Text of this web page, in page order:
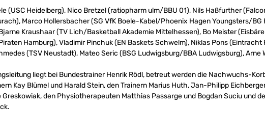
(USC Heidelberg), Nico Bretzel (ratiopharm ulm/BBU 01), Nils Haßfurther
Marco Hollersbacher (SG VfK Boele-Kabel/Phoenix Hagen Youngsters/BG
Kraushaar (TV Lich/Basketball Akademie Mittelhessen), Bo Meister
Hamburg), Vladimir Pinchuk (EN Baskets Schwelm), Niklas Pons (Eintracht
(TSV Neustadt), Mateo Seric (BSG Ludwigsburg/BBA Ludwigsburg), Arne
liegt bei Bundestrainer Henrik Rödl, betreut werden die Nachwuchs-
Kay Blümel und Harald Stein, den Trainern Marius Huth, Jan-Philipp
Greskowiak, den Physiotherapeuten Matthias Passarge und Bogdan Suciu und